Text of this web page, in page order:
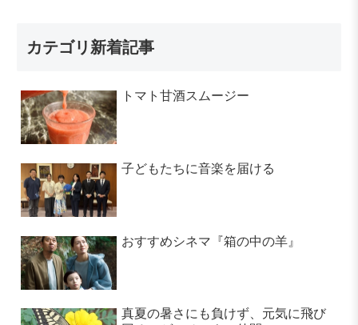
カテゴリ新着記事
トマト甘酒スムージー
子どもたちに音楽を届ける
おすすめシネマ『箱の中の羊』
真夏の暑さにも負けず、元気に飛び